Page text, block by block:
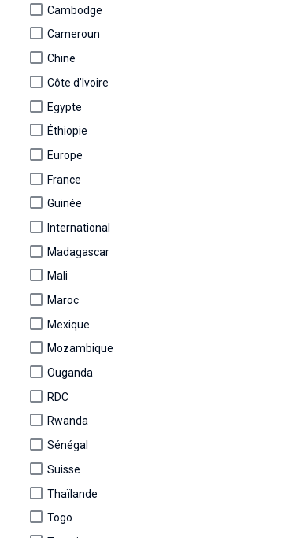
Cambodge
Cameroun
Chine
Côte d’Ivoire
Egypte
Éthiopie
Europe
France
Guinée
International
Madagascar
Mali
Maroc
Mexique
Mozambique
Ouganda
RDC
Rwanda
Sénégal
Suisse
Thaïlande
Togo